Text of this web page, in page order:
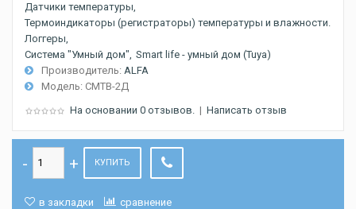
Датчики температуры
Термоиндикаторы (регистраторы) температуры и влажности.
Логгеры
Система "Умный дом" Smart life - умный дом (Tuya)
Производитель: ALFA
Модель: СМТВ-2Д
На основании 0 отзывов. | Написать отзыв
КУПИТЬ
в закладки сравнение